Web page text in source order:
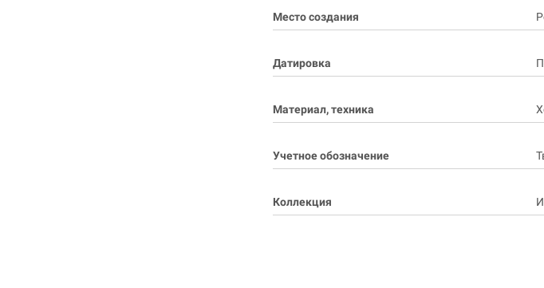
Место создания
Датировка
Материал, техника
Учетное обозначение
Коллекция